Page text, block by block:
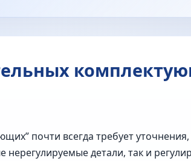
почти всегда требует
нерегулируемые детали, так и